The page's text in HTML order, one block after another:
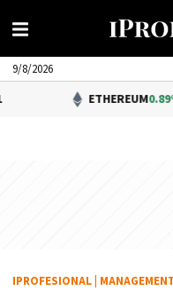
9/8/2026
ETHEREUM0.89%$1,914.50
IPROFESIONAL